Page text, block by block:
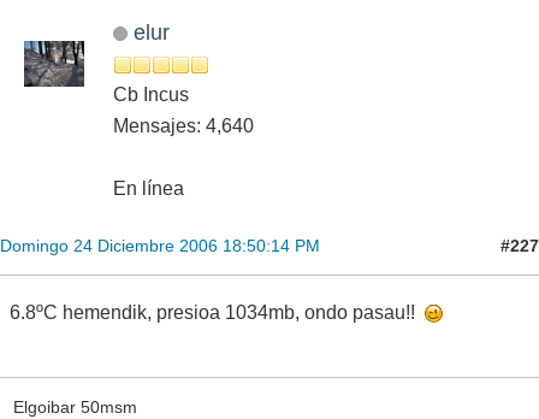
elur
Cb Incus
Mensajes: 4,640
En línea
Domingo 24 Diciembre 2006 18:50:14 PM #227
6.8ºC hemendik, presioa 1034mb, ondo pasau!!
Elgoibar 50msm